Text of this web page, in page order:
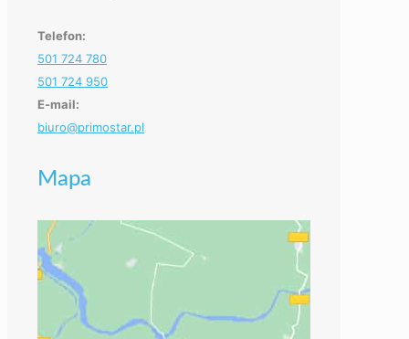
Telefon:
501 724 780
501 724 950
E-mail:
biuro@primostar.pl
Mapa